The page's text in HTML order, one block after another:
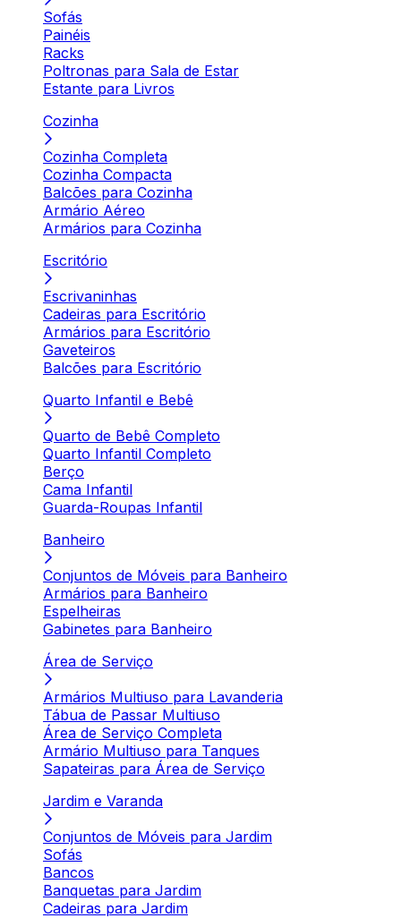
Sofás
Painéis
Racks
Poltronas para Sala de Estar
Estante para Livros
Cozinha
Cozinha Completa
Cozinha Compacta
Balcões para Cozinha
Armário Aéreo
Armários para Cozinha
Escritório
Escrivaninhas
Cadeiras para Escritório
Armários para Escritório
Gaveteiros
Balcões para Escritório
Quarto Infantil e Bebê
Quarto de Bebê Completo
Quarto Infantil Completo
Berço
Cama Infantil
Guarda-Roupas Infantil
Banheiro
Conjuntos de Móveis para Banheiro
Armários para Banheiro
Espelheiras
Gabinetes para Banheiro
Área de Serviço
Armários Multiuso para Lavanderia
Tábua de Passar Multiuso
Área de Serviço Completa
Armário Multiuso para Tanques
Sapateiras para Área de Serviço
Jardim e Varanda
Conjuntos de Móveis para Jardim
Sofás
Bancos
Banquetas para Jardim
Cadeiras para Jardim